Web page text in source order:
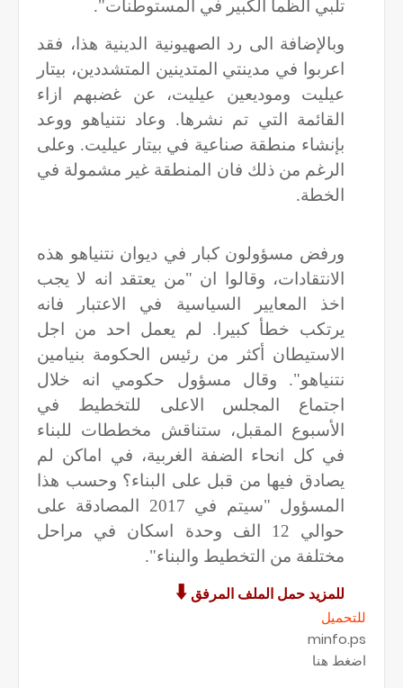
تلبي الظمأ الكبير في المستوطنات".
وبالإضافة الى رد الصهيونية الدينية هذا، فقد
اعربوا في مدينتي المتدينين المتشددين، بيتار
عيليت وموديعين عيليت، عن غضبهم ازاء
القائمة التي تم نشرها. وعاد نتنياهو ووعد
بإنشاء منطقة صناعية في بيتار عيليت. وعلى
الرغم من ذلك فان المنطقة غير مشمولة في
الخطة.
ورفض مسؤولون كبار في ديوان نتنياهو هذه
الانتقادات، وقالوا ان "من يعتقد انه لا يجب
اخذ المعايير السياسية في الاعتبار فانه
يرتكب خطأ كبيرا. لم يعمل احد من اجل
الاستيطان أكثر من رئيس الحكومة بنيامين
نتنياهو". وقال مسؤول حكومي انه خلال
اجتماع المجلس الاعلى للتخطيط في
الأسبوع المقبل، ستناقش مخططات للبناء
في كل انحاء الضفة الغربية، في اماكن لم
يصادق فيها من قبل على البناء؟ وحسب هذا
المسؤول "سيتم في 2017 المصادقة على
حوالي 12 الف وحدة اسكان في مراحل
مختلفة من التخطيط والبناء".
للمزيد حمل الملف المرفق🠳
للتحميل
minfo.ps
اضغط هنا